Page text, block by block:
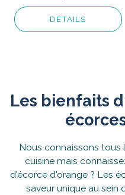
DÉTAILS
Les bienfaits
Nous connaissons tous
cuisine mais
d'écorce d'orange ? Les
saveur unique au sein